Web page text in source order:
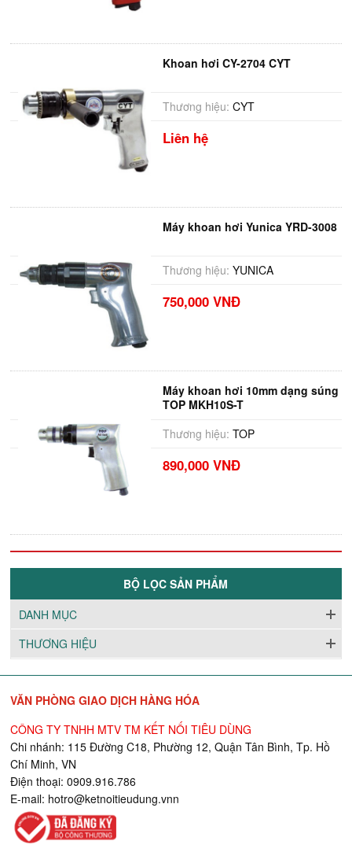
Khoan hơi CY-2704 CYT
Thương hiệu: CYT
Liên hệ
Máy khoan hơi Yunica YRD-3008
Thương hiệu: YUNICA
750,000 VNĐ
Máy khoan hơi 10mm dạng súng
TOP MKH10S-T
Thương hiệu: TOP
890,000 VNĐ
BỘ LỌC SẢN PHẨM
DANH MỤC
THƯƠNG HIỆU
VĂN PHÒNG GIAO DỊCH HÀNG HÓA
CÔNG TY TNHH MTV TM KẾT NỐI TIÊU DÙNG
Chi nhánh: 115 Đường C18, Phường 12, Quận Tân Bình, Tp. Hồ
Chí Minh, VN
Điện thoại: 0909.916.786
E-mail: hotro@ketnoitieudung.vnn